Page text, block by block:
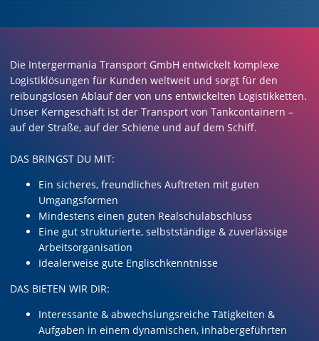
Die Intergermania Transport GmbH entwickelt komplexe
Logistiklösungen für Kunden weltweit und sorgt für den
reibungslosen Ablauf der von uns entwickelten Logistikketten.
Unser Kerngeschäft ist der Transport von Tankcontainern –
auf der Straße, auf der Schiene und auf dem Schiff.
DAS BRINGST DU MIT:
Ein sicheres, freundliches Auftreten mit guten
Umgangsformen
Mindestens einen guten Realschulabschluss
Eine gut strukturierte, selbstständige & zuverlässige
Arbeitsorganisation
Idealerweise gute Englischkenntnisse
DAS BIETEN WIR DIR:
Interessante & abwechslungsreiche Tätigkeiten &
Aufgaben in einem dynamischen, inhabergeführten